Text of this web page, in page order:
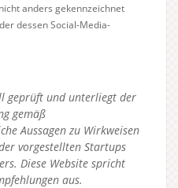
anders gekennzeichnet
dessen Social-Media-
geprüft und unterliegt der
gemäß
Aussagen zu Wirkweisen
vorgestellten Startups
Diese Website spricht
aus.